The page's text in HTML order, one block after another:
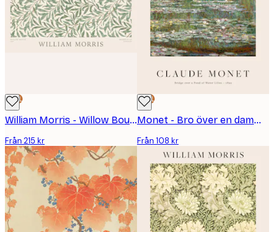
DEAL
William Morris - Willow Bough Landscape Poster
Från 215 kr
DEAL
Monet - Bro över en damm med näckrosor Poster
Från 108 kr